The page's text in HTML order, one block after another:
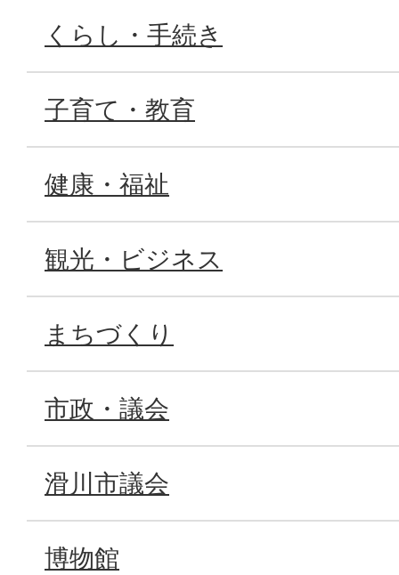
くらし・手続き
子育て・教育
健康・福祉
観光・ビジネス
まちづくり
市政・議会
滑川市議会
博物館